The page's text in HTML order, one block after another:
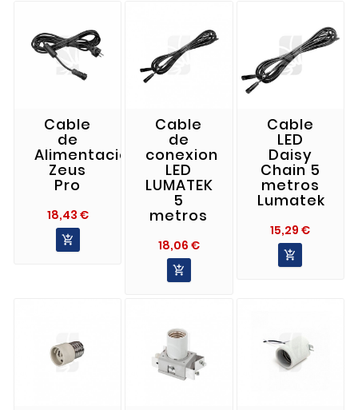
Cable
de
Alimentación
Zeus
Pro
18,43 €Precio

Cable
de
conexion
LED
LUMATEK
5
metros
18,06 €Precio

Cable
LED
Daisy
Chain 5
metros
Lumatek
15,29 €Precio
